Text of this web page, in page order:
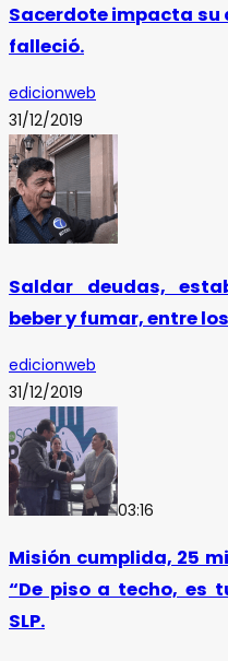
Sacerdote impacta
falleció.
edicionweb
31/12/2019
Saldar deudas,
beber y fumar, entre
edicionweb
31/12/2019
03:16
Misión cumplida, 25
“De piso a techo, es
SLP.